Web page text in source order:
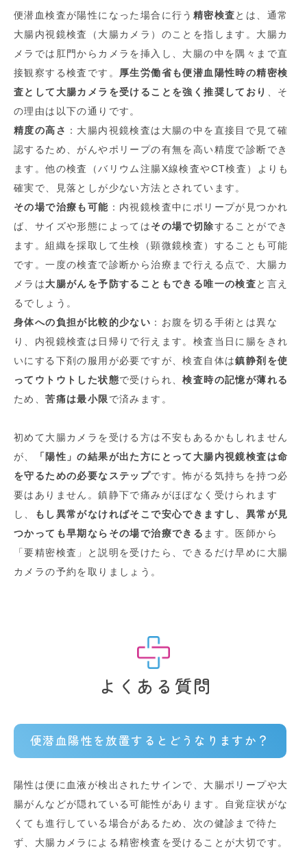
便潜血検査が陽性になった場合に行う 精密検査とは、通常
大腸内視鏡検査（大腸カメラ）のことを指します。大腸カ
メラでは肛門からカメラを挿入し、大腸の中を隅々まで直
接観察する検査です。 厚生労働省も便潜血陽性時の精密検
査として大腸カメラを受けることを強く推奨しており 、そ
の理由は以下の通りです。
精度の高さ ：大腸内視鏡検査は大腸の中を直接目で見て確
認するため、がんやポリープの有無を高い精度で診断でき
ます。他の検査（バリウム注腸X線検査やCT検査）よりも
確実で、見落としが少ない方法とされています。
その場で治療も可能 ：内視鏡検査中にポリープが見つかれ
ば、サイズや形態によってはその場で切除することができ
ます。組織を採取して生検（顕微鏡検査）することも可能
です。一度の検査で診断から治療まで行える点で、大腸カ
メラは大腸がんを予防することもできる唯一の検査と言え
るでしょう。
身体への負担が比較的少ない ：お腹を切る手術とは異な
り、内視鏡検査は日帰りで行えます。検査当日に腸をきれ
いにする下剤の服用が必要ですが、検査自体は鎮静剤を使
ってウトウトした状態で受けられ、検査時の記憶が薄れる
ため、苦痛は最小限で済みます。
初めて大腸カメラを受ける方は不安もあるかもしれません
が、
「陽性」の結果が出た方にとって大腸内視鏡検査は命
を守るための必要なステップです。怖がる気持ちを持つ必
要はありません。鎮静下で痛みがほぼなく受けられます
し、
もし異常がなければそこで安心できますし、異常が見
つかっても早期ならその場で治療できる ます。医師から
「要精密検査」と説明を受けたら、できるだけ早めに大腸
カメラの予約を取りましょう。
よくある質問
便潜血陽性を放置するとどうなりますか？
陽性は便に血液が検出されたサインで、大腸ポリープや大
腸がんなどが隠れている可能性があります。自覚症状がな
くても進行している場合があるため、次の健診まで待た
ず、大腸カメラによる精密検査を受けることが大切です。